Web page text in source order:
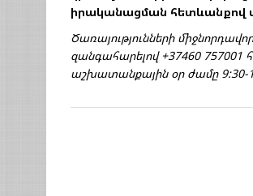
իրականացման հետևանքով
Ծառայությունների
զանգահարելով +37460 757001
աշխատանքային օր ժամը 9:30-